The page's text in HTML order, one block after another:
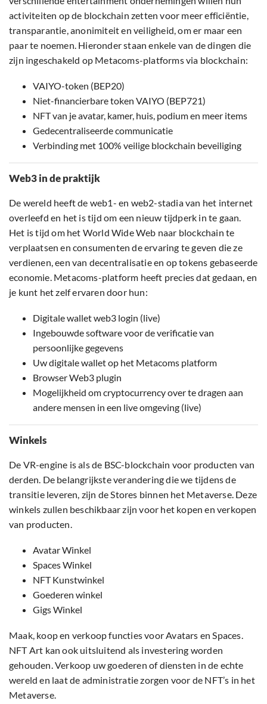
activiteiten op de blockchain zetten voor meer efficiëntie,
transparantie, anonimiteit en veiligheid, om er maar een
paar te noemen. Hieronder staan enkele van de dingen die
zijn ingeschakeld op Metacoms-platforms via blockchain:
VAIYO-token (BEP20)
Niet-financierbare token VAIYO (BEP721)
NFT van je avatar, kamer, huis, podium en meer items
Gedecentraliseerde communicatie
Verbinding met 100% veilige blockchain beveiliging
Web3 in de praktijk
De wereld heeft de web1- en web2-stadia van het internet
overleefd en het is tijd om een nieuw tijdperk in te gaan.
Het is tijd om het World Wide Web naar blockchain te
verplaatsen en consumenten de ervaring te geven die ze
verdienen, een van decentralisatie en op tokens gebaseerde
economie. Metacoms-platform heeft precies dat gedaan, en
je kunt het zelf ervaren door hun:
Digitale wallet web3 login (live)
Ingebouwde software voor de verificatie van
persoonlijke gegevens
Uw digitale wallet op het Metacoms platform
Browser Web3 plugin
Mogelijkheid om cryptocurrency over te dragen aan
andere mensen in een live omgeving (live)
Winkels
De VR-engine is als de BSC-blockchain voor producten van
derden. De belangrijkste verandering die we tijdens de
transitie leveren, zijn de Stores binnen het Metaverse. Deze
winkels zullen beschikbaar zijn voor het kopen en verkopen
van producten.
Avatar Winkel
Spaces Winkel
NFT Kunstwinkel
Goederen winkel
Gigs Winkel
Maak, koop en verkoop functies voor Avatars en Spaces.
NFT Art kan ook uitsluitend als investering worden
gehouden. Verkoop uw goederen of diensten in de echte
wereld en laat de administratie zorgen voor de NFT’s in het
Metaverse.